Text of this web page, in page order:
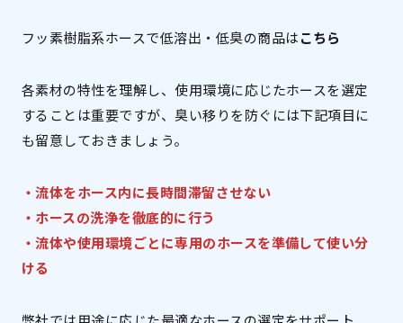
フッ素樹脂系ホースで低溶出・低臭の商品はこちら
各素材の特性を理解し、使用環境に応じたホースを選定
することは重要ですが、臭い移りを防ぐには下記項目に
も留意しておきましょう。
・流体をホース内に長時間滞留させない
・ホースの洗浄を徹底的に行う
・流体や使用環境ごとに専用のホースを準備して使い分
ける